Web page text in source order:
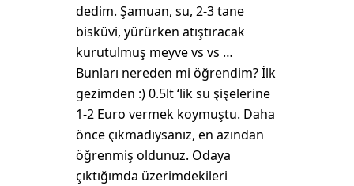
dedim. Şamuan, su, 2-3 tane
bisküvi, yürürken atıştıracak
kurutulmuş meyve vs vs …
Bunları nereden mi öğrendim? İlk
gezimden :) 0.5lt ‘lik su şişelerine
1-2 Euro vermek koymuştu. Daha
önce çıkmadıysanız, en azından
öğrenmiş oldunuz. Odaya
çıktığımda üzerimdekileri